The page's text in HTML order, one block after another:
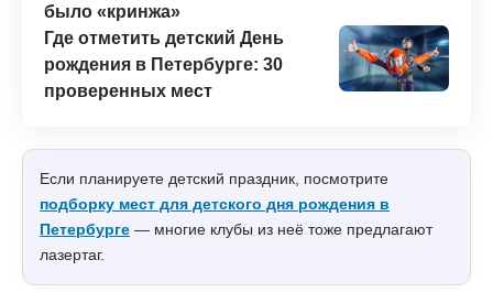
было «кринжа»
Где отметить детский День
рождения в Петербурге: 30
проверенных мест
Если планируете детский праздник, посмотрите
подборку мест для детского дня рождения в
Петербурге — многие клубы из неё тоже предлагают
лазертаг.